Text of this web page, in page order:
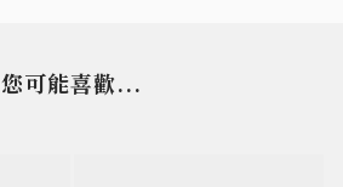
您可能喜歡...